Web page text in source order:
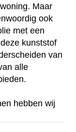
Maar
ook
met een
kunststof
van
alle
hebben wij